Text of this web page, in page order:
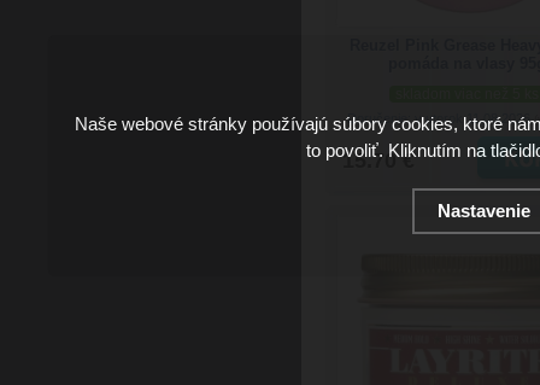
Doručenie: v utorok 11.08.2026
15.70 €
Naše webové stránky používajú súbory cookies, ktoré
to povoliť. Kliknutím na
Nastavenie